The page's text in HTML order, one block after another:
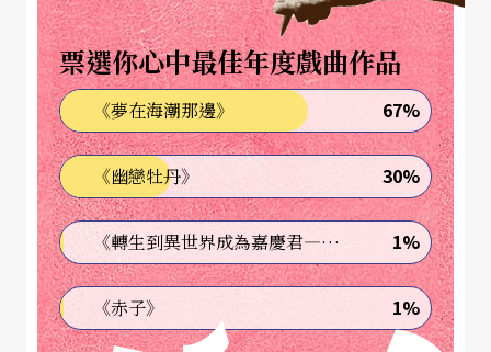
希望搭一個平台，將所有藝術的可能在這裡被發
生、被欣賞、被實驗。衛武營在硬體上有個特點，
就是「歌劇院」，它的設計原本就以演出歌劇為
主，因此歌劇會是發展的重點。我們每年都會透過
固定製作、引進、協辦來進行演出，至於人才的培
育或班底的養成，這部分也會有完整的計畫。主要
希望透過衛武營，讓歌劇的產業慢慢被建立起來。
這個計畫可以從兩個方面來說，首先在地域上並不
票選你心中最佳年度戲曲作品
《夢在海潮那邊》 67%
《幽戀牡丹》 30%
《轉生到異世界成為嘉慶君—發現我的祖先是詐騙集團!?》 1%
《赤子》 1%